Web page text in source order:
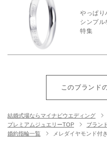
やっぱり
シンプ
特集
このブランド
結婚式場ならマイナビウエディング
プレミアムジュエリーTOP
ブラン
婚約指輪一覧
メレダイヤモンド付き